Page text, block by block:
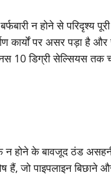
न होने से परिदृश्य
कार्यों पर असर पड़ा
10 डिग्री सेल्सियस
न होने के बावजूद ठंड
जो पाइपलाइन बिछाने